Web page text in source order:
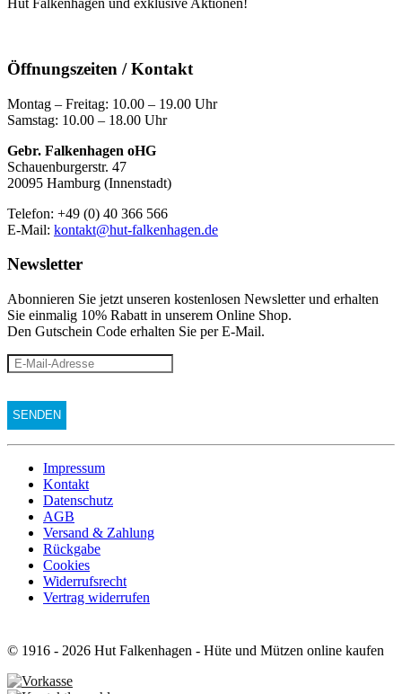
Hut Falkenhagen und exklusive Aktionen!
Öffnungszeiten / Kontakt
Montag – Freitag: 10.00 – 19.00 Uhr
Samstag: 10.00 – 18.00 Uhr
Gebr. Falkenhagen oHG
Schauenburgerstr. 47
20095 Hamburg (Innenstadt)
Telefon: +49 (0) 40 366 566
E-Mail: kontakt@hut-falkenhagen.de
Newsletter
Abonnieren Sie jetzt unseren kostenlosen Newsletter und erhalten
Sie einmalig 10% Rabatt in unserem Online Shop.
Den Gutschein Code erhalten Sie per E-Mail.
Impressum
Kontakt
Datenschutz
AGB
Versand & Zahlung
Rückgabe
Cookies
Widerrufsrecht
Vertrag widerrufen
© 1916 - 2026 Hut Falkenhagen - Hüte und Mützen online kaufen